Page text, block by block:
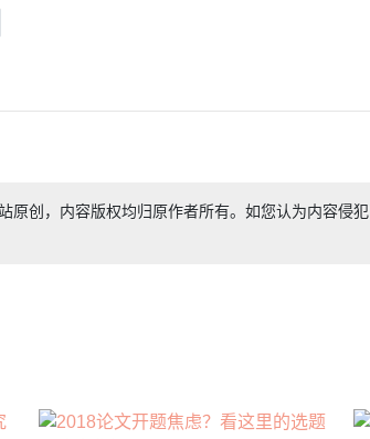
原创，内容版权均归原作者所有。如您认为内容侵